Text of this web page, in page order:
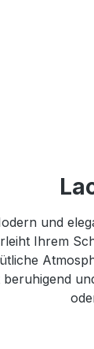
und
Ihrem